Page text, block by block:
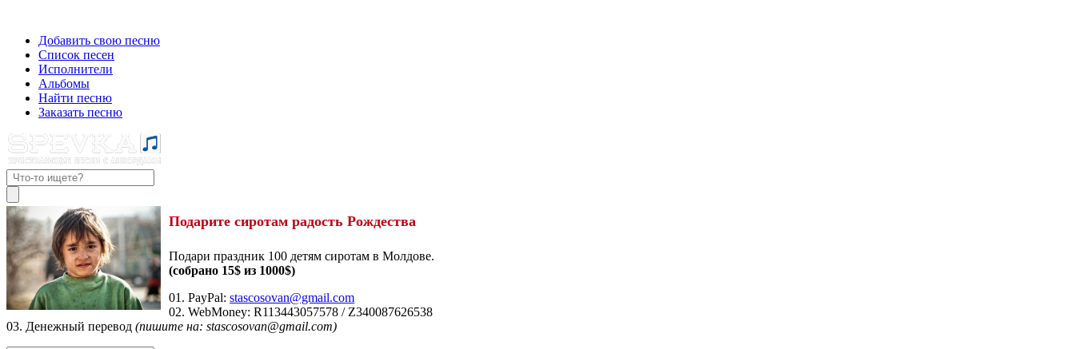
Добавить свою песню
Список песен
Исполнители
Альбомы
Найти песню
Заказать песню
Подарите сиротам радость Рождества
Подари праздник 100 детям сиротам в Молдове.
(собрано 15$ из 1000$)
01. PayPal:stascosovan@gmail.com
02. WebMoney:R113443057578 / Z340087626538
03. Денежный перевод (пишите на: stascosovan@gmail.com)